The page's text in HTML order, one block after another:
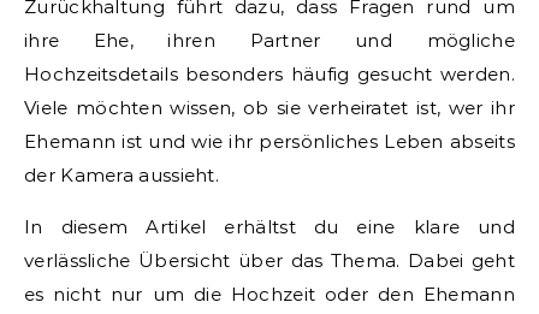
Zurückhaltung führt dazu, dass Fragen rund um
ihre Ehe, ihren Partner und mögliche
Hochzeitsdetails besonders häufig gesucht werden.
Viele möchten wissen, ob sie verheiratet ist, wer ihr
Ehemann ist und wie ihr persönliches Leben abseits
der Kamera aussieht.
In diesem Artikel erhältst du eine klare und
verlässliche Übersicht über das Thema. Dabei geht
es nicht nur um die Hochzeit oder den Ehemann